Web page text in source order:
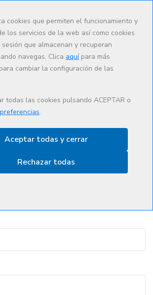
cookies que permiten el funcionamiento y
los servicios de la web así como cookies
que almacenan y recuperan
navegas. Clica aquípara más
cambiar la configuración de las
todas las cookies pulsando ACEPTAR o
preferencias.
Aceptar todas y cerrar
Rechazar todas